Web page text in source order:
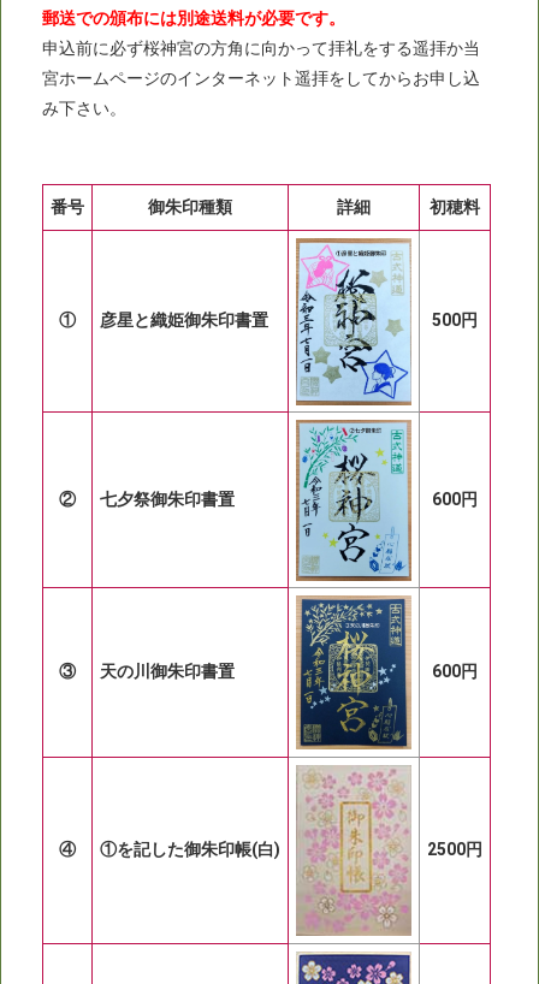
郵送での頒布には別途送料が必要です。
申込前に必ず桜神宮の方角に向かって拝礼をする遥拝か当
宮ホームページのインターネット遥拝をしてからお申し込
み下さい。
番号 御朱印種類 詳細 初穂料
① 彦星と織姫御朱印書置 500円
② 七夕祭御朱印書置 600円
③ 天の川御朱印書置 600円
④ ①を記した御朱印帳(白) 2500円